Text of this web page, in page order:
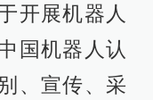
开展机器人
国机器人认
、宣传、采